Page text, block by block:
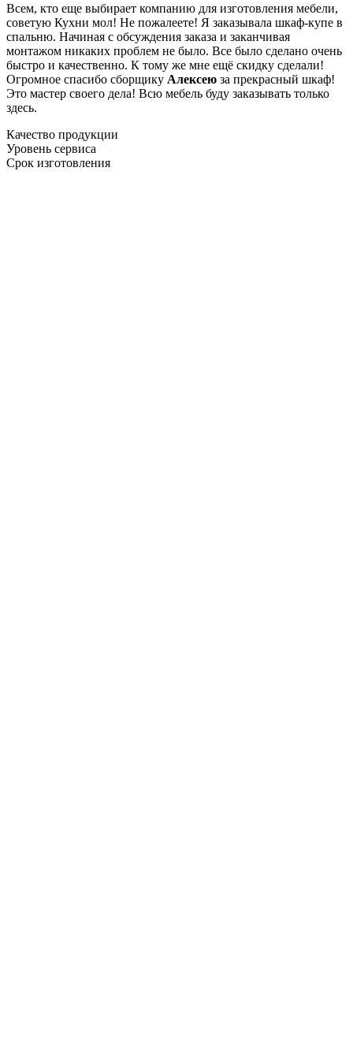
Всем, кто еще выбирает компанию для изготовления мебели,
советую Кухни мол! Не пожалеете! Я заказывала шкаф-купе в
спальню. Начиная с обсуждения заказа и заканчивая
монтажом никаких проблем не было. Все было сделано очень
быстро и качественно. К тому же мне ещё скидку сделали!
Огромное спасибо сборщику Алексею за прекрасный шкаф!
Это мастер своего дела! Всю мебель буду заказывать только
здесь.
Качество продукции
Уровень сервиса
Срок изготовления